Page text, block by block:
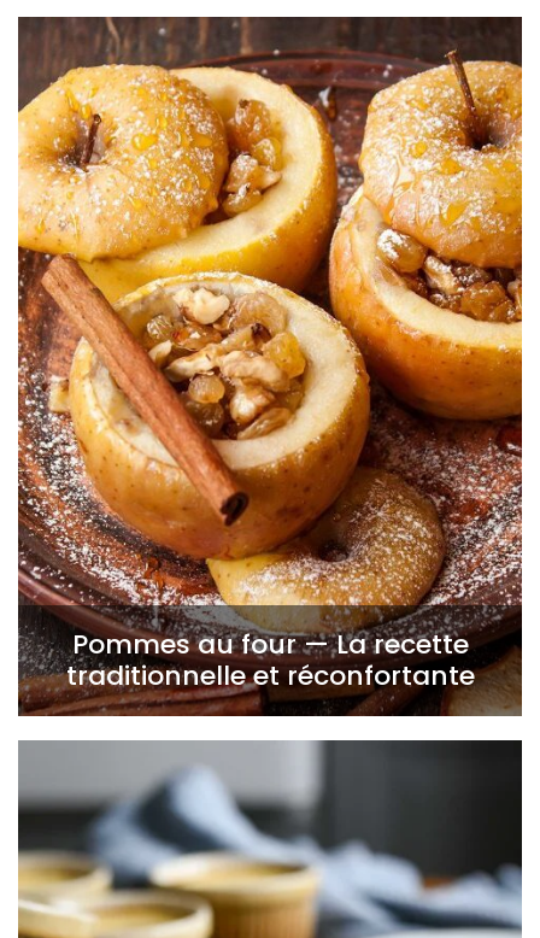
Pommes au four — La recette
traditionnelle et réconfortante